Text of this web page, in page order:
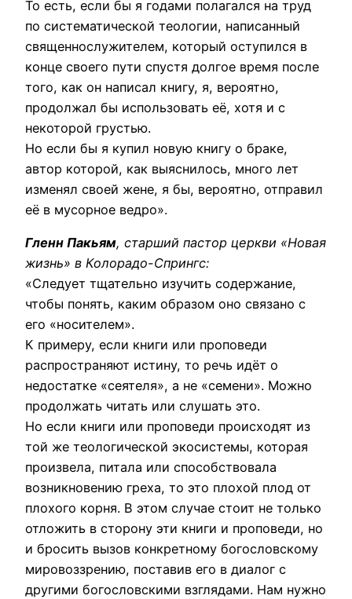
То есть, если бы я годами полагался на труд
по систематической теологии, написанный
священнослужителем, который оступился в
конце своего пути спустя долгое время после
того, как он написал книгу, я, вероятно,
продолжал бы использовать её, хотя и с
некоторой грустью.
Но если бы я купил новую книгу о браке,
автор которой, как выяснилось, много лет
изменял своей жене, я бы, вероятно, отправил
её в мусорное ведро».
Гленн Пакьям, старший пастор церкви «Новая
жизнь» в Колорадо-Спрингс:
«Следует тщательно изучить содержание,
чтобы понять, каким образом оно связано с
его «носителем».
К примеру, если книги или проповеди
распространяют истину, то речь идёт о
недостатке «сеятеля», а не «семени». Можно
продолжать читать или слушать это.
Но если книги или проповеди происходят из
той же теологической экосистемы, которая
произвела, питала или способствовала
возникновению греха, то это плохой плод от
плохого корня. В этом случае стоит не только
отложить в сторону эти книги и проповеди, но
и бросить вызов конкретному богословскому
мировоззрению, поставив его в диалог с
другими богословскими взглядами. Нам нужно